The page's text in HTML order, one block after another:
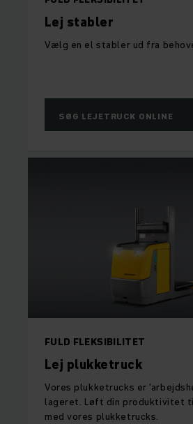
Lej stabler
Vælg en el stabler ud fra
SØG LEJETRUCK ONLINE
FULD FLEKSIBILITET
Lej plukketruck
Vores plukketrucks er
lageret. Løft din produktivitet
med vores plukketrucks.